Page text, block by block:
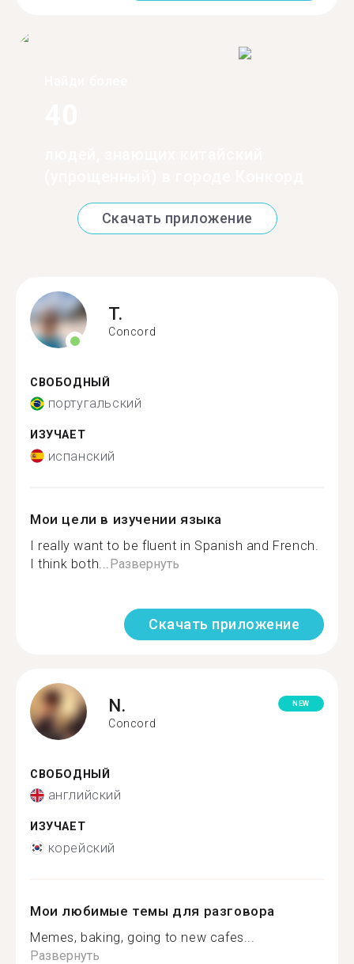
Скачать приложение
T.
Concord
СВОБОДНЫЙ
португальский
ИЗУЧАЕТ
испанский
Мои цели в изучении языка
I really want to be fluent in Spanish and French.
I think both... Развернуть
Скачать приложение
N.
Concord
NEW
СВОБОДНЫЙ
английский
ИЗУЧАЕТ
корейский
Мои любимые темы для разговора
Memes, baking, going to new cafes...
Развернуть